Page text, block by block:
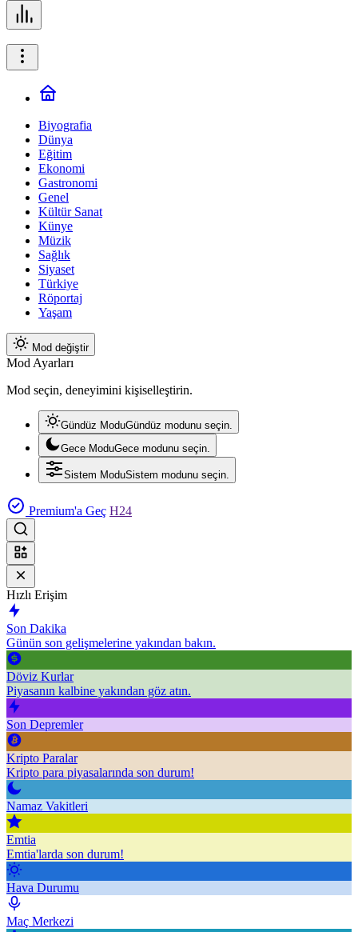
Biyografia
Dünya
Eğitim
Ekonomi
Gastronomi
Genel
Kültür Sanat
Künye
Müzik
Sağlık
Siyaset
Türkiye
Röportaj
Yaşam
Mod değiştir
Mod Ayarları
Mod seçin, deneyimini kişiselleştirin.
Gündüz ModuGündüz modunu seçin.
Gece ModuGece modunu seçin.
Sistem ModuSistem modunu seçin.
Premium'a Geç H24
Hızlı Erişim
Son Dakika
Günün son gelişmelerine yakından bakın.
Döviz Kurlar
Piyasanın kalbine yakından göz atın.
Son Depremler
Kripto Paralar
Kripto para piyasalarında son durum!
Namaz Vakitleri
Emtia
Emtia'larda son durum!
Hava Durumu
Maç Merkezi